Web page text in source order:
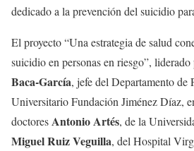
dedicado a la prevención del suicidio
El proyecto “Una estrategia de salud
suicidio en personas en riesgo”,
Baca-García, jefe del Departamento
Universitario Fundación Jiménez Díaz,
doctoresAntonio Artés, de la
Miguel Ruiz Veguilla, del Hospital